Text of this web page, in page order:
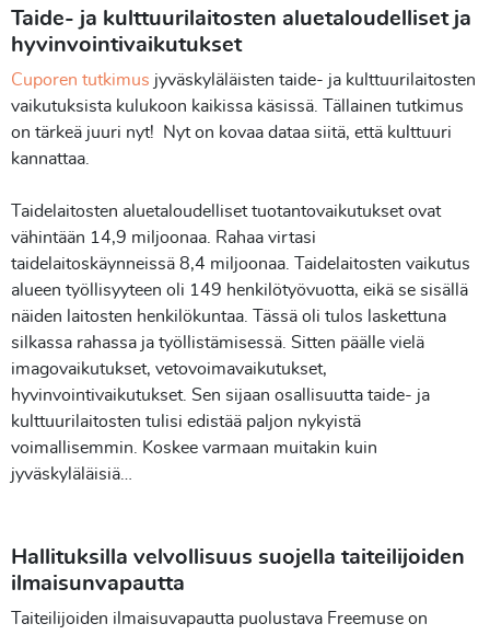
Taide- ja kulttuurilaitosten aluetaloudelliset ja
hyvinvointivaikutukset
Cuporen tutkimus jyväskyläläisten taide- ja kulttuurilaitosten
vaikutuksista kulukoon kaikissa käsissä. Tällainen tutkimus
on tärkeä juuri nyt! Nyt on kovaa dataa siitä, että kulttuuri
kannattaa.
Taidelaitosten aluetaloudelliset tuotantovaikutukset ovat
vähintään 14,9 miljoonaa. Rahaa virtasi
taidelaitoskäynneissä 8,4 miljoonaa. Taidelaitosten vaikutus
alueen työllisyyteen oli 149 henkilötyövuotta, eikä se sisällä
näiden laitosten henkilökuntaa. Tässä oli tulos laskettuna
silkassa rahassa ja työllistämisessä. Sitten päälle vielä
imagovaikutukset, vetovoimavaikutukset,
hyvinvointivaikutukset. Sen sijaan osallisuutta taide- ja
kulttuurilaitosten tulisi edistää paljon nykyistä
voimallisemmin. Koskee varmaan muitakin kuin
jyväskyläläisiä…
Hallituksilla velvollisuus suojella taiteilijoiden
ilmaisunvapautta
Taiteilijoiden ilmaisuvapautta puolustava Freemuse on